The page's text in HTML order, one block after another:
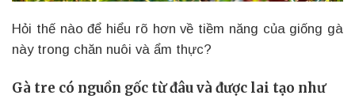
Hỏi thế nào để hiểu rõ hơn về tiềm năng của giống gà
này trong chăn nuôi và ẩm thực?
Gà tre có nguồn gốc từ đâu và được lai tạo như